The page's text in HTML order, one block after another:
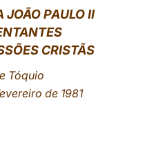
JOÃO PAULO II
CRISTÃS
Tóquio
de 1981